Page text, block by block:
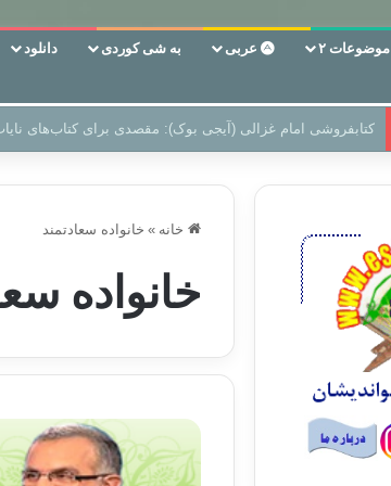
موضوعات ۲ عربی به شی کوردی دانلود
سر دفتر فساد در زمین‌، دوری وکناره‌گیری از راه خداست‌!
خانه » خانواده سعادتمند
خانواده